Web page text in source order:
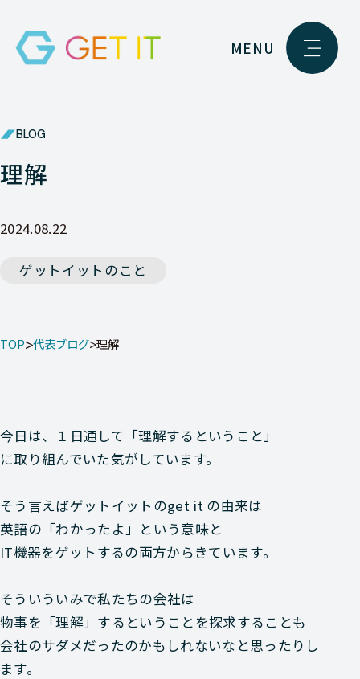
MENU
BLOG
理解
2024.08.22
ゲットイットのこと
TOP 代表ブログ 理解
今日は、１日通して「理解するということ」
に取り組んでいた気がしています。
そう言えばゲットイットのget it の由来は
英語の「わかったよ」という意味と
IT機器をゲットするの両方からきています。
そういういみで私たちの会社は
物事を「理解」するということを探求することも
会社のサダメだったのかもしれないなと思ったりし
ます。